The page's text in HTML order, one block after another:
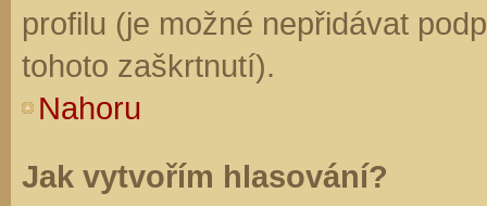
profilu (je možné nepřidávat
tohoto zaškrtnutí).
Nahoru
Jak vytvořím hlasování?